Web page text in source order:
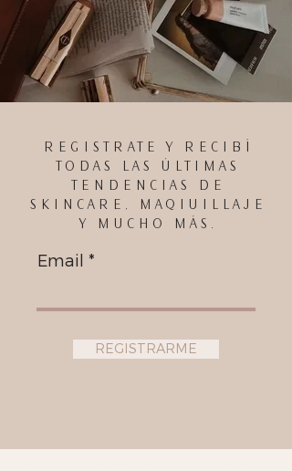
REGISTRATE Y RECIBÍ
TODAS LAS ÚLTIMAS
TENDENCIAS DE
SKINCARE, MAQIUILLAJE
Y MUCHO MÁS.
Email
REGISTRARME